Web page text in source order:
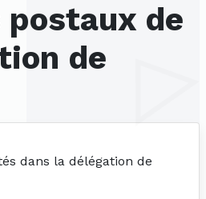
postaux de
de
dans la délégation de